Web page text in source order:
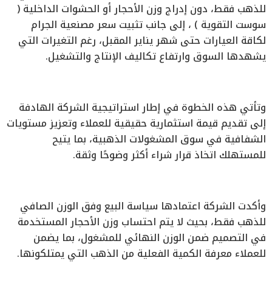
للذهب فقط، دون إدراج وزن الأحجار أو الحشوات الداخلية (
سوست التقوية ) ، إلى جانب تثبيت سعر مصنعية الجرام
لكاقة العيارات حتى شهر يناير المقبل، رغم التغيرات التي
يشهدها السوق وارتفاع تكاليف الإنتاج والتشغيل.
وتأتي هذه الخطوة في إطار استراتيجية الشركة الهادفة
إلى تقديم قيمة استثمارية حقيقية للعملاء وتعزيز مستويات
الشفافية في سوق المشغولات الذهبية، بما يتيح
للمستهلك اتخاذ قرار شراء أكثر وضوحًا وثقة.
وأكدت الشركة اعتمادها سياسة البيع وفق الوزن الصافي
للذهب فقط، بحيث لا يتم احتساب وزن الأحجار المستخدمة
في التصميم ضمن الوزن النهائي للمشغول، بما يضمن
للعملاء معرفة الكمية الفعلية من الذهب التي يمتلكونها.